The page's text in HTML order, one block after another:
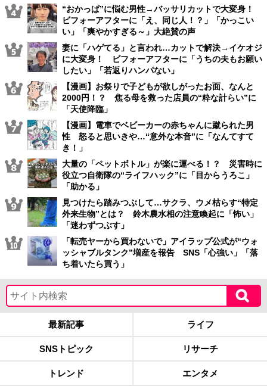
“おかっぱ”に悩む男性→バッサリカットで大変身！
ビフォーアフターに「え、同じ人！？」「かっこい
い」「爽やかすぎる～」大絶賛の声
妻に「ハゲてる」と言われ…カットで解決→イケオジ
に大変身！ ビフォーアフターに「うちの夫もお願い
したい」「若返りハンパない」
【漫画】お祭りで子どもが欲しがったお面、なんと
2000円！？ 焦る母を救った店員の“粋な計らい”に
「天使降臨」
【漫画】電車でベビーカーの赤ちゃんに蹴られた男
性 怒ると思いきや…“意外な本音”に「なんてすて
き！」
大量の「ペットボトル」が楽に運べる！？ 災害時に
役立つ自衛隊の“ライフハック”に「目からうろこ」
「助かる」
見つけたら踏みつぶして…サクラ、ウメ枯らす“特定
外来生物”とは？ 鈴木農水相の注意喚起に「怖い」
「迷わずつぶす」
「転売ヤーから買わないで」アイラップ公式が“ウォ
ッシャブルタンク”増産を報告 SNS「心強い」「落
ち着いたら買う」
最新記事 ライフ
SNSトピック リサーチ
トレンド エンタメ